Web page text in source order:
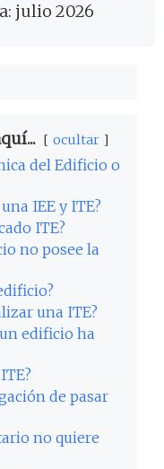
julio 2026
ocultar
del Edificio o
IEE y ITE?
ITE?
no posee la
una ITE?
edificio ha
de pasar
no quiere